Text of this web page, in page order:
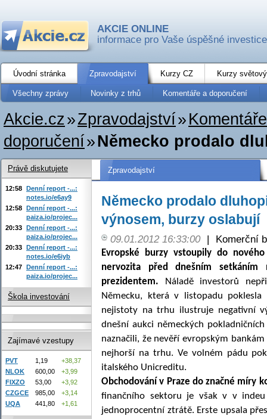
AKCIE ONLINE
informace pro Vaše úspěšné investice
Úvodní stránka Zpravodajství Kurzy CZ Kurzy
Všechny zprávy Novinky z trhů Komentáře a doporučení
Akcie.cz»Zpravodajství»
doporučení»Německo prodalo
Zpravodajství
Německo prodalo
výnosem, burzy oslabují
09.01.2012 16:33:00 | Komerční
Evropské burzy vstoupily do
nervozita před dnešním setkáním
prezidentem. Náladě investorů
Německu, která v listopadu
nejistoty na trhu ilustruje negativní
dnešní aukci německých
naznačili, že nevěří evropským
nejhorší na trhu. Ve volném pádu
italského Unicreditu.
Obchodování v Praze do značné míry
finančního sektoru je však v v
jednoprocentní ztrátě. Erste upsala
Právě diskutujete
12:58 Denní report -...:
notes.io/e6ay9
12:58 Denní report -...:
paiza.io/projec...
20:33 Denní report -...:
paiza.io/projec...
20:33 Denní report -...:
notes.io/e6iyb
12:47 Denní report -...:
paiza.io/projec...
Škola investování
Zajímavé vzestupy
PVT 1,19
+38,37
NLOK
600,00
+3,99
FIXZO
53,00
+3,92
CZGCE
985,00
+3,14
UQA
441,80 +1,61